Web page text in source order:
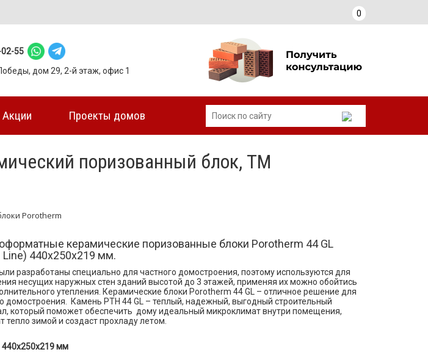
0
55
дом 29, 2-й этаж, офис 1
Акции Проекты домов
поризованный блок, ТМ
Porotherm
керамические поризованные блоки Porotherm 44 GL
Line) 440х250х219 мм.
разработаны специально для частного домостроения, поэтому используются для
несущих наружных стен зданий высотой до 3 этажей, применяя их можно обойтись
утепления. Керамические блоки Porotherm 44 GL – отличное решение для
домостроения. Камень PTH 44 GL – теплый, надежный, выгодный строительный
который поможет обеспечить дому идеальный микроклимат внутри помещения,
тепло зимой и создаст прохладу летом.
440x250x219 мм